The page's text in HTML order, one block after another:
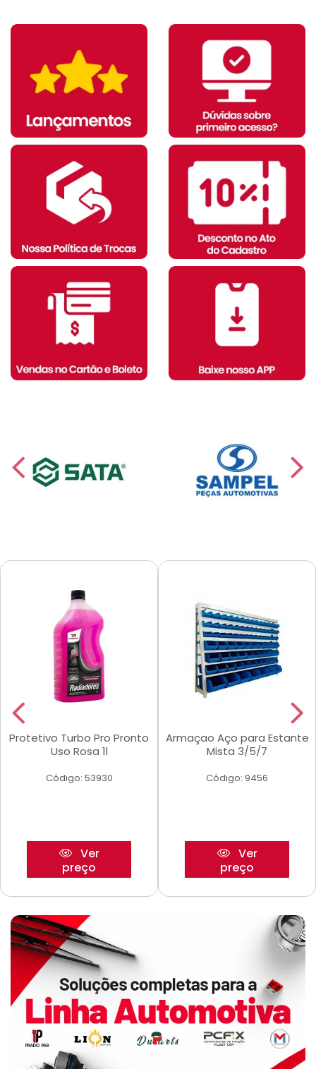
Protetivo Turbo Pro Pronto
Uso Rosa 1l
Código: 53930
Ver
preço
Armaçao Aço para Estante
Mista 3/5/7
Código: 9456
Ver
preço